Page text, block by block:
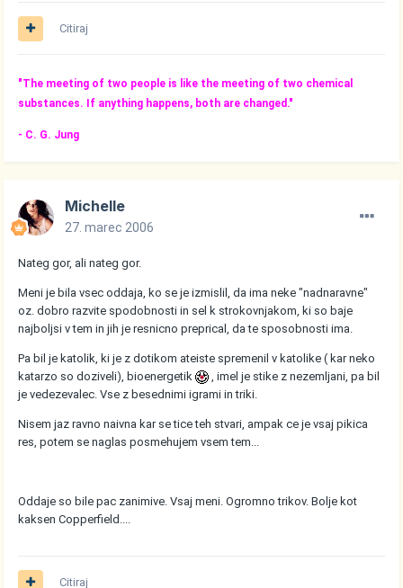
Citiraj
"The meeting of two people is like the meeting of two chemical
substances. If anything happens, both are changed."
- C. G. Jung
Michelle
27. marec 2006
Nateg gor, ali nateg gor.
Meni je bila vsec oddaja, ko se je izmislil, da ima neke "nadnaravne"
oz. dobro razvite spodobnosti in sel k strokovnjakom, ki so baje
najboljsi v tem in jih je resnicno preprical, da te sposobnosti ima.
Pa bil je katolik, ki je z dotikom ateiste spremenil v katolike ( kar neko
katarzo so doziveli), bioenergetik
, imel je stike z nezemljani, pa bil
je vedezevalec. Vse z besednimi igrami in triki.
Nisem jaz ravno naivna kar se tice teh stvari, ampak ce je vsaj pikica
res, potem se naglas posmehujem vsem tem...
Oddaje so bile pac zanimive. Vsaj meni. Ogromno trikov. Bolje kot
kaksen Copperfield....
Citiraj